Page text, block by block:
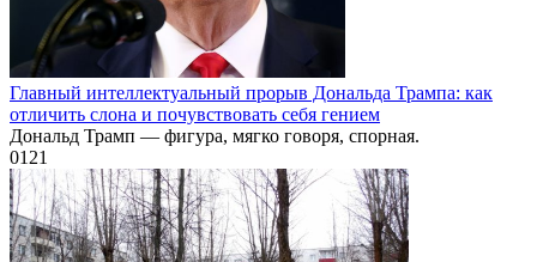
Главный интеллектуальный прорыв Дональда Трампа: как
отличить слона и почувствовать себя гением
Дональд Трамп — фигура, мягко говоря, спорная.
0121